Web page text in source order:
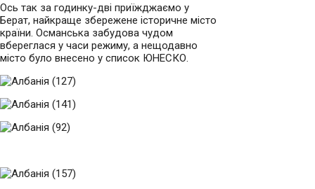
Ось так за годинку-дві приїжджаємо у
Берат, найкраще збережене історичне місто
країни. Османська забудова чудом
вбереглася у часи режиму, а нещодавно
місто було внесено у список ЮНЕСКО.